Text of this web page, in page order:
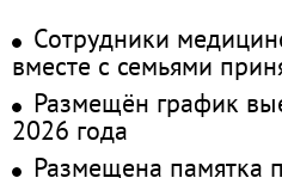
Сотрудники
вместе с семьями
Размещён график
2026 года
Размещена памятка